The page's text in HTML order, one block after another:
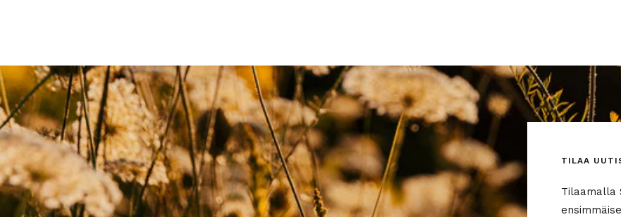
TILAA
Tilaamalla